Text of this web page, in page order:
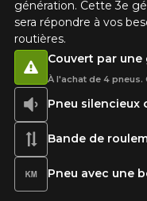
génération. Cette 3e
sera répondre à vos
routières.
Pneu silencieux
Bande de
Pneu avec une
Couvert par
À l'achat de 4